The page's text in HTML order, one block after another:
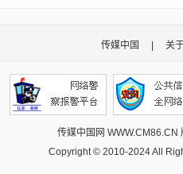
传媒中国 关
传媒中国网
Copyright © 2010-2024 All